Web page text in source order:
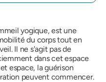
yogique, est une
du corps tout en
Il ne s'agit pas de
dans cet espace
espace, la guérison
peuvent commencer.